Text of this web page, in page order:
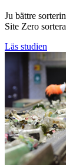
Ju bättre
Site Zero
Läs studien